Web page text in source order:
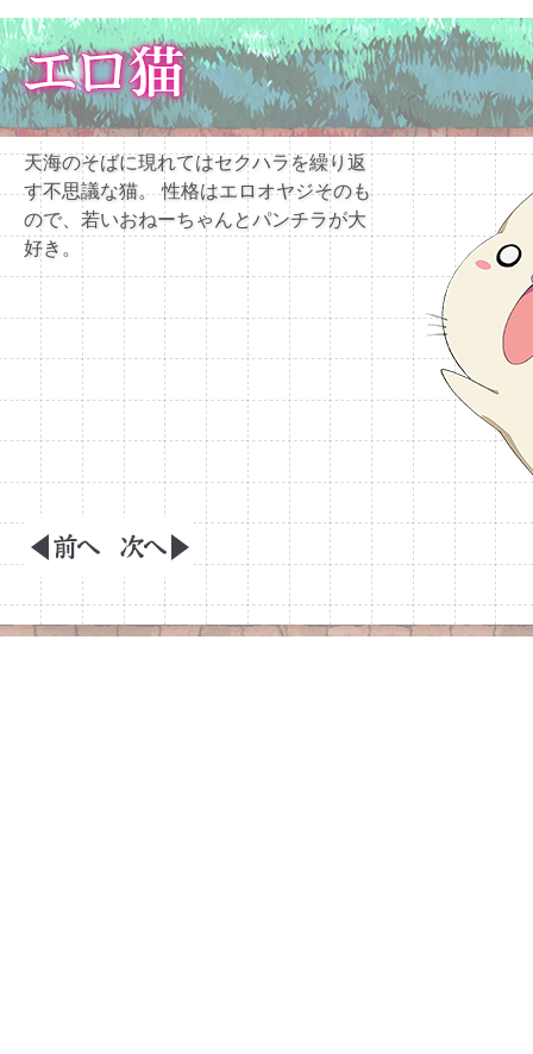
天海のそばに現れてはセクハラを繰り返
す不思議な猫。 性格はエロオヤジそのも
ので、若いおねーちゃんとパンチラが大
好き。